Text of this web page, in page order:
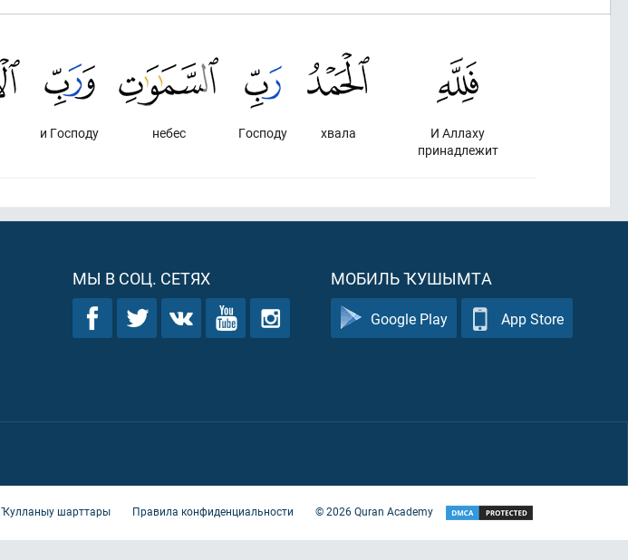
И Аллаху
принадлежит
хвала
Господу
небес
и Господу
МЫ В СОЦ. СЕТЯХ МОБИЛЬ ҠУШЫМТА
Google Play App Store
Ҡулланыу шарттары Правила конфиденциальности ©2026Quran Academy